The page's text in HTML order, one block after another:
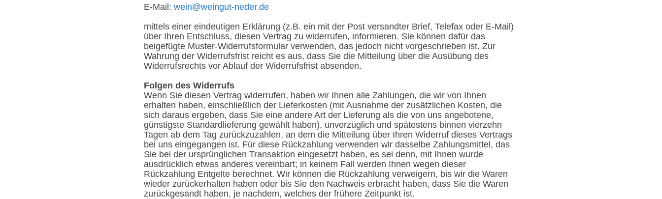
E-Mail: wein@weingut-neder.de
mittels einer eindeutigen Erklärung (z.B. ein mit der Post versandter Brief, Telefax oder E-Mail)
über Ihren Entschluss, diesen Vertrag zu widerrufen, informieren. Sie können dafür das
beigefügte Muster-Widerrufsformular verwenden, das jedoch nicht vorgeschrieben ist. Zur
Wahrung der Widerrufsfrist reicht es aus, dass Sie die Mitteilung über die Ausübung des
Widerrufsrechts vor Ablauf der Widerrufsfrist absenden.
Folgen des Widerrufs
Wenn Sie diesen Vertrag widerrufen, haben wir Ihnen alle Zahlungen, die wir von Ihnen
erhalten haben, einschließlich der Lieferkosten (mit Ausnahme der zusätzlichen Kosten, die
sich daraus ergeben, dass Sie eine andere Art der Lieferung als die von uns angebotene,
günstigste Standardlieferung gewählt haben), unverzüglich und spätestens binnen vierzehn
Tagen ab dem Tag zurückzuzahlen, an dem die Mitteilung über Ihren Widerruf dieses Vertrags
bei uns eingegangen ist. Für diese Rückzahlung verwenden wir dasselbe Zahlungsmittel, das
Sie bei der ursprünglichen Transaktion eingesetzt haben, es sei denn, mit Ihnen wurde
ausdrücklich etwas anderes vereinbart; in keinem Fall werden Ihnen wegen dieser
Rückzahlung Entgelte berechnet. Wir können die Rückzahlung verweigern, bis wir die Waren
wieder zurückerhalten haben oder bis Sie den Nachweis erbracht haben, dass Sie die Waren
zurückgesandt haben, je nachdem, welches der frühere Zeitpunkt ist.